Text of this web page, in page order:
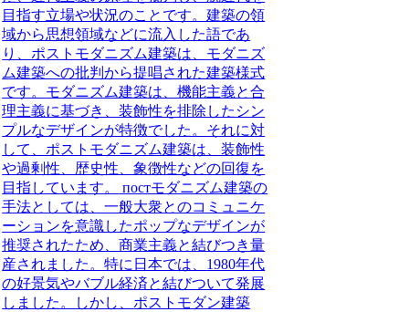
目指す立場や状況のこと です。建築の領
域から思想領域などに流入した語であ
り、ポストモダニズム建築は、モダニズ
ム建築への批判から提唱された建築様式
です。 モダニズム建築は、機能主義と合
理主義に基づき、装飾性を排除したシン
プルなデザインが特徴でした。それに対
して、ポストモダニズム建築は、装飾性
や過剰性、歴史性、象徴性などの回復を
目指しています。
постモダニズム建築の
手法としては、一般大衆とのコミュニケ
ーションを意識したポップなデザインが
推奨されたため、商業主義と結びつき量
産されました。特に日本では、 1980年代
の好景気やバブル経済と結びついて発展
しました。しかし、 ポストモダン建築